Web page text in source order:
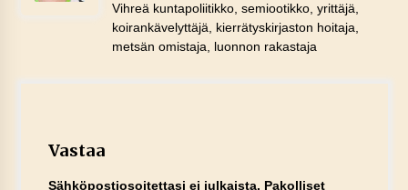
Vihreä kuntapoliitikko, semiootikko, yrittäjä,
koirankävelyttäjä, kierrätyskirjaston hoitaja,
metsän omistaja, luonnon rakastaja
Vastaa
Sähköpostiosoitettasi ei julkaista. Pakolliset